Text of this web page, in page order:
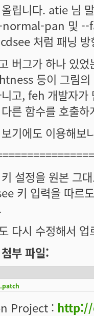
립니다. atie 님
pan 및 --
처럼 패닝
버그가 하나 있
등이 그림의
고, feh 개발자가
른 함수를 호출
기에도 이용해
설정을 원본 그
키 입력을 따르
다시 수정해서
부 파일:
Project :